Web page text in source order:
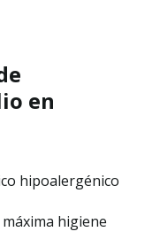
en
hipoalergénico
higiene